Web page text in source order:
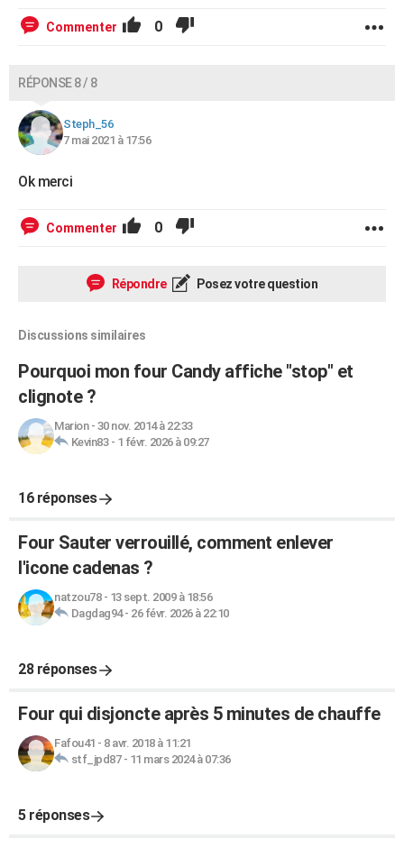
Commenter 0
RÉPONSE 8 / 8
Steph_56
7 mai 2021 à 17:56
Ok merci
Commenter 0
Répondre Posez votre question
Discussions similaires
Pourquoi mon four Candy affiche "stop" et
clignote ?
Marion- 30 nov. 2014 à 22:33
Kevin83- 1 févr. 2026 à 09:27
16 réponses
Four Sauter verrouillé, comment enlever
l'icone cadenas ?
natzou78- 13 sept. 2009 à 18:56
Dagdag94- 26 févr. 2026 à 22:10
28 réponses
Four qui disjoncte après 5 minutes de chauffe
Fafou41 - 8 avr. 2018 à 11:21
stf_jpd87- 11 mars 2024 à 07:36
5 réponses